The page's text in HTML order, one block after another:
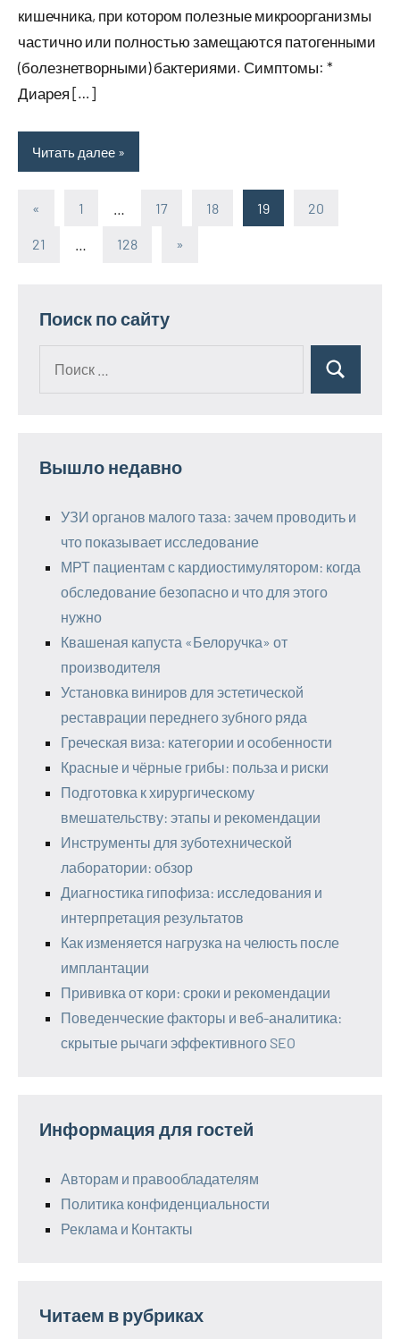
кишечника, при котором полезные микроорганизмы
частично или полностью замещаются патогенными
(болезнетворными) бактериями. Симптомы: *
Диарея […]
Читать далее
Пагинация
«
Предыдущие
1 17 18 19 20
21 128
Следующие
»
Поиск по сайту
Поиск
Вышло недавно
УЗИ органов малого таза: зачем проводить и
что показывает исследование
МРТ пациентам с кардиостимулятором: когда
обследование безопасно и что для этого
нужно
Квашеная капуста «Белоручка» от
производителя
Установка виниров для эстетической
реставрации переднего зубного ряда
Греческая виза: категории и особенности
Красные и чёрные грибы: польза и риски
Подготовка к хирургическому
вмешательству: этапы и рекомендации
Инструменты для зуботехнической
лаборатории: обзор
Диагностика гипофиза: исследования и
интерпретация результатов
Как изменяется нагрузка на челюсть после
имплантации
Прививка от кори: сроки и рекомендации
Поведенческие факторы и веб-аналитика:
скрытые рычаги эффективного SEO
Информация для гостей
Авторам и правообладателям
Политика конфиденциальности
Реклама и Контакты
Читаем в рубриках